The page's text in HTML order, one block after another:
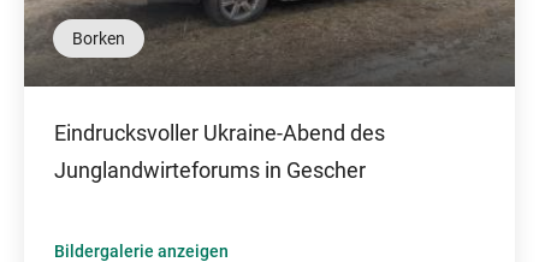
Borken
Eindrucksvoller Ukraine-Abend des
Junglandwirteforums in Gescher
Bildergalerie anzeigen